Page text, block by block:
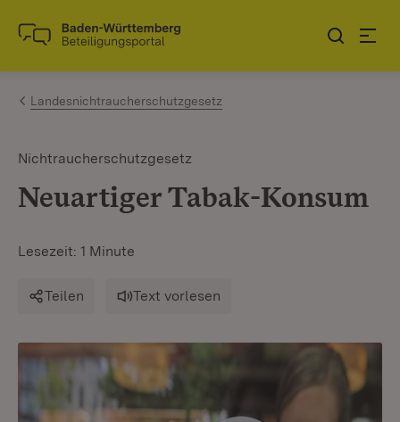
Zum Inhalt springen
Link zur Startseite
Landesnichtraucherschutzgesetz
Nichtraucherschutzgesetz
Neuartiger Tabak-Konsum
Lesezeit: 1 Minute
Teilen Text vorlesen